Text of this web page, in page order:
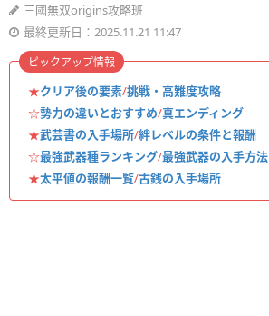
三國無双origins攻略班
最終更新日：2025.11.21 11:47
★クリア後の要素/挑戦・高難度攻略
☆勢力の違いとおすすめ/真エンディング
★武芸書の入手場所/絆レベルの条件と報酬
☆最強武器種ランキング/最強武器の入手方法
★太平値の報酬一覧/古銭の入手場所
ピックアップ情報